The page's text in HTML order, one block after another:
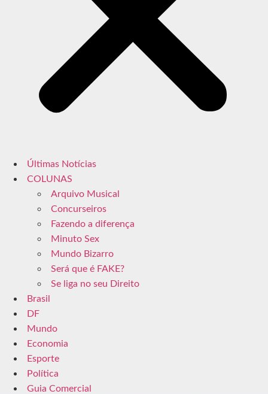
Últimas Notícias
COLUNAS
Arquivo Musical
Concurseiros
Fazendo a diferença
Minuto Sex
Mundo Bizarro
Será que é FAKE?
Se liga no seu Direito
Brasil
DF
Mundo
Economia
Esporte
Política
Guia Comercial